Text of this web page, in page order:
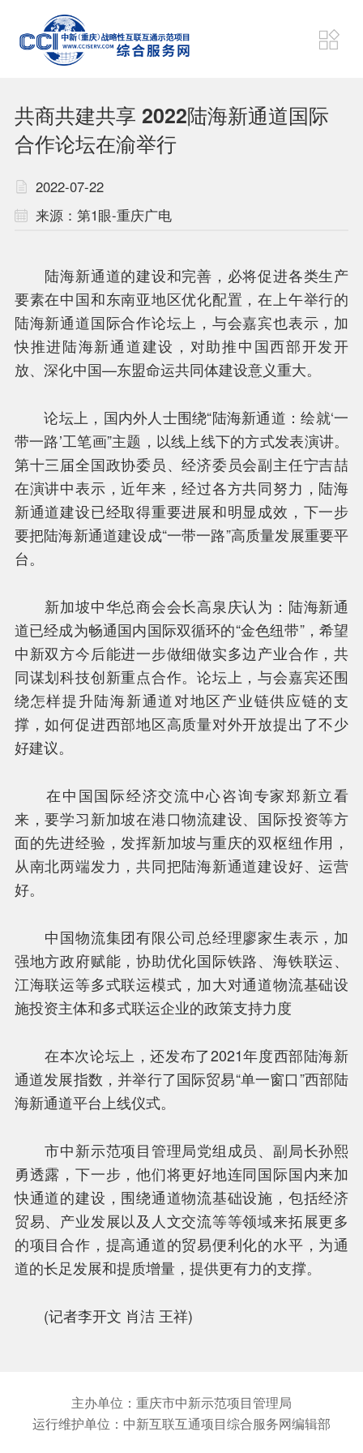
财经要闻
东盟资讯
战略
计划
联盟
项目
成果
中新互联互通项目是什么？
关于我们 联系方式
共商共建共享 2022陆海新通道国际
合作论坛在渝举行
2022-07-22
来源：第1眼-重庆广电
陆海新通道的建设和完善，必将促进各类生产
要素在中国和东南亚地区优化配置，在上午举行的
陆海新通道国际合作论坛上，与会嘉宾也表示，加
快推进陆海新通道建设，对助推中国西部开发开
放、深化中国—东盟命运共同体建设意义重大。
论坛上，国内外人士围绕“陆海新通道：绘就‘一
带一路’工笔画”主题，以线上线下的方式发表演讲。
第十三届全国政协委员、经济委员会副主任宁吉喆
在演讲中表示，近年来，经过各方共同努力，陆海
新通道建设已经取得重要进展和明显成效，下一步
要把陆海新通道建设成“一带一路”高质量发展重要平
台。
新加坡中华总商会会长高泉庆认为：陆海新通
道已经成为畅通国内国际双循环的“金色纽带”，希望
中新双方今后能进一步做细做实多边产业合作，共
同谋划科技创新重点合作。论坛上，与会嘉宾还围
绕怎样提升陆海新通道对地区产业链供应链的支
撑，如何促进西部地区高质量对外开放提出了不少
好建议。
在中国国际经济交流中心咨询专家郑新立看
来，要学习新加坡在港口物流建设、国际投资等方
面的先进经验，发挥新加坡与重庆的双枢纽作用，
从南北两端发力，共同把陆海新通道建设好、运营
好。
中国物流集团有限公司总经理廖家生表示，加
强地方政府赋能，协助优化国际铁路、海铁联运、
江海联运等多式联运模式，加大对通道物流基础设
施投资主体和多式联运企业的政策支持力度
在本次论坛上，还发布了2021年度西部陆海新
通道发展指数，并举行了国际贸易“单一窗口”西部陆
海新通道平台上线仪式。
市中新示范项目管理局党组成员、副局长孙熙
勇透露，下一步，他们将更好地连同国际国内来加
快通道的建设，围绕通道物流基础设施，包括经济
贸易、产业发展以及人文交流等等领域来拓展更多
的项目合作，提高通道的贸易便利化的水平，为通
道的长足发展和提质增量，提供更有力的支撑。
(记者李开文 肖洁 王祥)
主办单位：重庆市中新示范项目管理局
运行维护单位：中新互联互通项目综合服务网编辑部